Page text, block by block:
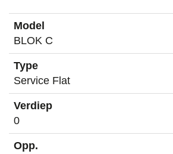
BLOK C
Service Flat
0